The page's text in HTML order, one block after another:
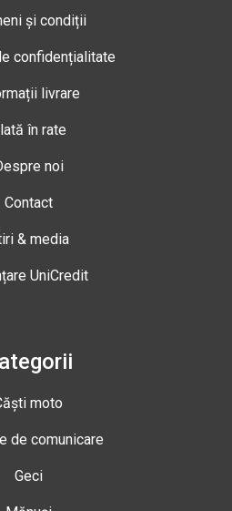
și condiții
confidențialitate
livrare
în rate
noi
Contact
& media
UniCredit
moto
de comunicare
Geci